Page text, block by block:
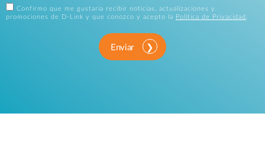
Confirmo que me gustaría recibir noticias, actualizaciones y
promociones de D-Link y que conozco y acepto la
Política de Privacidad
Enviar